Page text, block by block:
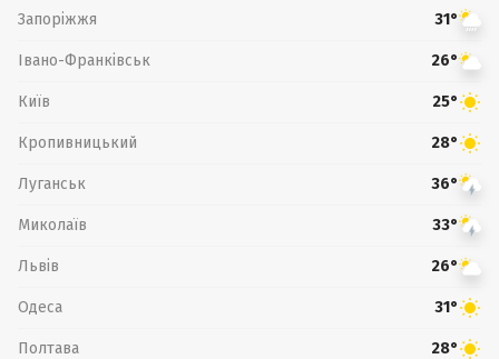
Запоріжжя 31°
Івано-Франківськ 26°
Київ 25°
Кропивницький 28°
Луганськ 36°
Миколаїв 33°
Львів 26°
Одеса 31°
Полтава 28°